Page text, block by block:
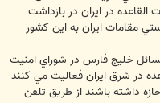
در ايران در بازداشت
مقامات ايران به اين كشور
خليج فارس در شوراي امنيت
رهبران القاعده در شرق ايران فعاليت مي كنند
داشته باشند از طريق تلفن